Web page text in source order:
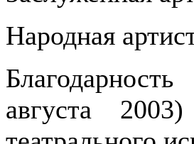
Народная
августа